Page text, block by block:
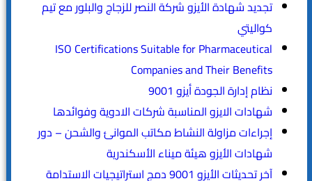
تجديد شهادة الأيزو شركة النصر للزجاج والبلور مع تيم
كواليتي
ISO Certifications Suitable for Pharmaceutical
Companies and Their Benefits
نظام إدارة الجودة أيزو 9001
شهادات الايزو المناسبة شركات الادوية وفوائدها
إجراءات مزاولة النشاط مكاتب الموانئ والشحن – دور
شهادات الأيزو هيئة ميناء الأسكندرية
آخر تحديثات الأيزو 9001 دمج استراتيجيات الاستدامة